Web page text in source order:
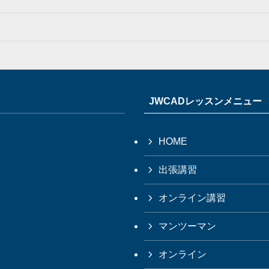
JWCADレッスンメニュー
HOME
出張講習
オンライン講習
マンツーマン
オンライン